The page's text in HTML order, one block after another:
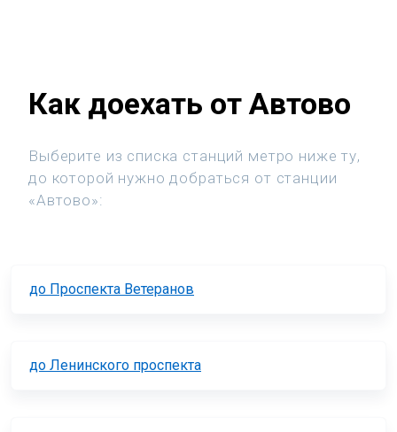
Как доехать от Автово
Выберите из списка станций метро ниже ту,
до которой нужно добраться от станции
«Автово»:
до Проспекта Ветеранов
до Ленинского проспекта